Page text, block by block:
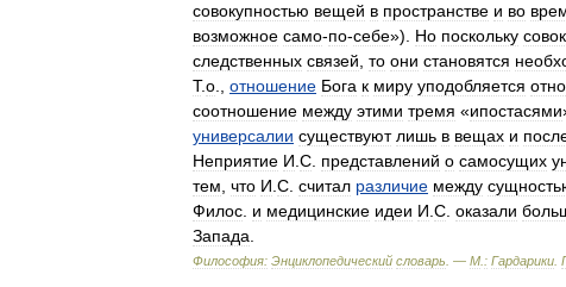
совокупностью вещей в пространстве и во
возможное само-по-себе»). Но поскольку
следственных связей то они становятся
Т.о отношение Бога к миру уподобляется
соотношение между этими тремя «ипостасями
универсалии существуют лишь в вещах и
Неприятие И С представлений о самосущих
тем что И С считал различие между
Филос и медицинские идеи И С оказали
Запада
Философия: Энциклопедический словарь . — М : Гардарики